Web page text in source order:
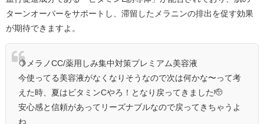
ターンオーバーをサポートし、滞留したメラニンの排出を促す効果
が期待できますよ。
🍋メラノCC/薬用しみ集中対策プレミアム美容液
今使ってる美容液がなくなりそうなので次は何かな〜って考
えた時、夏はビタミンCやろ！となり戻ってきました🫡
安心感と信頼があってリーズナブルなので戻ってきちゃうよ
ね